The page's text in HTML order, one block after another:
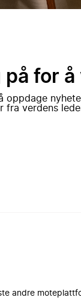
på for
oppdage
fra verdens
andre